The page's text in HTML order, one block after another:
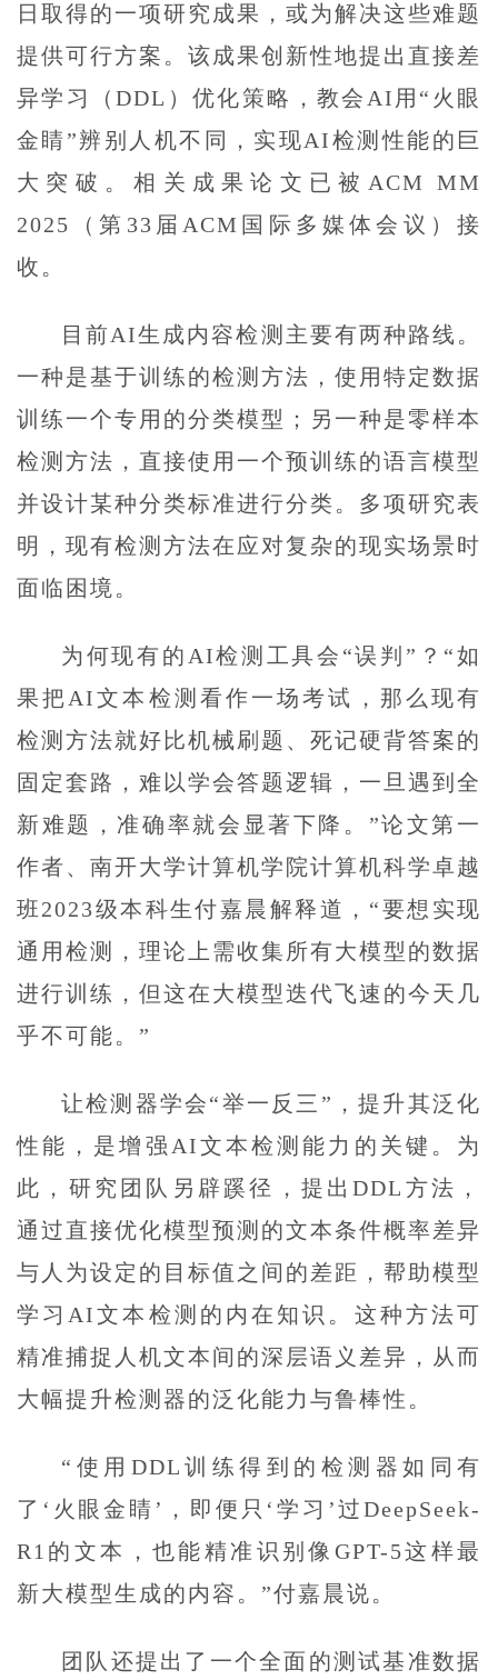
日取得的一项研究成果，或为解决这些难题
提供可行方案。该成果创新性地提出直接差
异学习（DDL）优化策略，教会AI用“火眼
金睛”辨别人机不同，实现AI检测性能的巨
大突破。相关成果论文已被ACM MM
2025（第33届ACM国际多媒体会议）接
收。
目前AI生成内容检测主要有两种路线。
一种是基于训练的检测方法，使用特定数据
训练一个专用的分类模型；另一种是零样本
检测方法，直接使用一个预训练的语言模型
并设计某种分类标准进行分类。多项研究表
明，现有检测方法在应对复杂的现实场景时
面临困境。
为何现有的AI检测工具会“误判”？“如
果把AI文本检测看作一场考试，那么现有
检测方法就好比机械刷题、死记硬背答案的
固定套路，难以学会答题逻辑，一旦遇到全
新难题，准确率就会显著下降。”论文第一
作者、南开大学计算机学院计算机科学卓越
班2023级本科生付嘉晨解释道，“要想实现
通用检测，理论上需收集所有大模型的数据
进行训练，但这在大模型迭代飞速的今天几
乎不可能。”
让检测器学会“举一反三”，提升其泛化
性能，是增强AI文本检测能力的关键。为
此，研究团队另辟蹊径，提出DDL方法，
通过直接优化模型预测的文本条件概率差异
与人为设定的目标值之间的差距，帮助模型
学习AI文本检测的内在知识。这种方法可
精准捕捉人机文本间的深层语义差异，从而
大幅提升检测器的泛化能力与鲁棒性。
“使用DDL训练得到的检测器如同有
了‘火眼金睛’，即便只‘学习’过DeepSeek-
R1的文本，也能精准识别像GPT-5这样最
新大模型生成的内容。”付嘉晨说。
团队还提出了一个全面的测试基准数据